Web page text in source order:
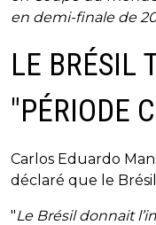
en demi-finale de
LE BRÉSIL
"PÉRIODE
Carlos Eduardo
déclaré que le
"Le Brésil donnait